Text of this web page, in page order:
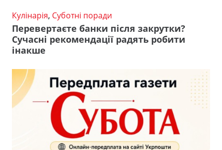
Кулінарія, Суботні поради
Перевертаєте банки після закрутки?
Сучасні рекомендації радять робити
інакше